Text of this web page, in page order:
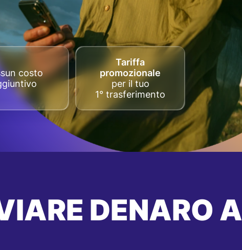
costo
Tariffa
promozionale
per il tuo
1° trasferimento
DENARO A